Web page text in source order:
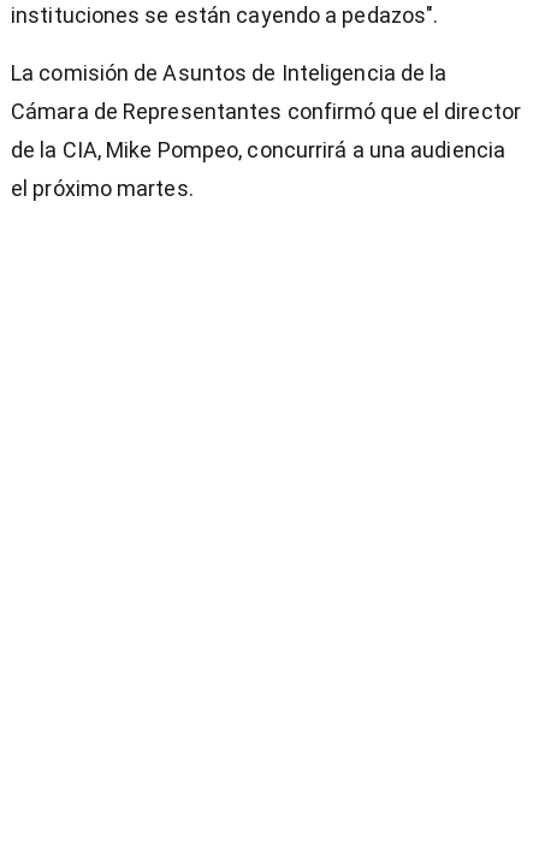
instituciones se están cayendo a pedazos".
La comisión de Asuntos de Inteligencia de la
Cámara de Representantes confirmó que el director
de la CIA, Mike Pompeo, concurrirá a una audiencia
el próximo martes.